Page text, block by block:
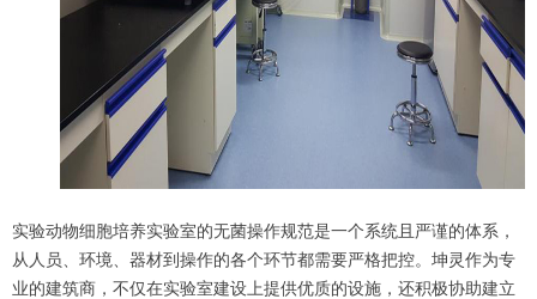
实验动物细胞培养实验室的无菌操作规范是一个系统且严谨的体系，
从人员、环境、器材到操作的各个环节都需要严格把控。坤灵作为专
业的建筑商，不仅在实验室建设上提供优质的设施，还积极协助建立